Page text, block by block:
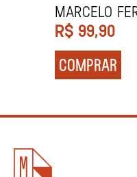
Marcelo
Martinelli
Salgueiro
R$ 99,90
COMPRAR